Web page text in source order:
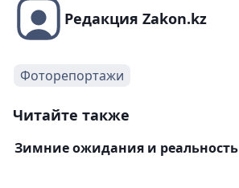
Редакция Zakon.kz
Фоторепортажи
Читайте также
Зимние ожидания и реальность